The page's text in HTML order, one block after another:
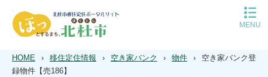
MENU
平日の移住相談予約
休日の移住相談予約
HOME › 移住定住情報 › 空き家バンク › 物件 ›
空き家バンク登
録物件【売186】